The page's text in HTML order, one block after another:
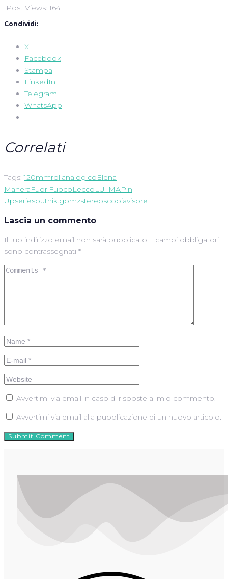
Post Views: 164
Condividi:
X
Facebook
Stampa
LinkedIn
Telegram
WhatsApp
Correlati
Tags:120mmrollanalogicoElena
ManeraFuoriFuocoLeccoLU_MAPin
Upseriesputnik.gomzstereoscopiavisore
Lascia un commento
Il tuo indirizzo email non sarà pubblicato. I campi obbligatori
sono contrassegnati *
Avvertimi via email in caso di risposte al mio commento.
Avvertimi via email alla pubblicazione di un nuovo articolo.